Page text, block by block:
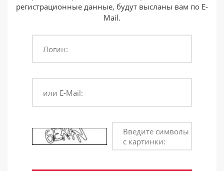
или войдите с помощью
регистрационные данные, будут высланы вам по E-
Mail.
Логин:
или E-Mail:
Введите символы
с картинки: